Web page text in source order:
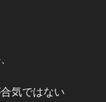
気ではない